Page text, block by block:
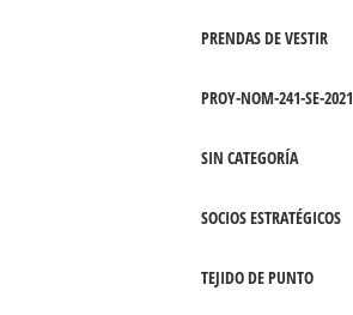
PRENDAS DE VESTIR
PROY-NOM-241-SE-2021
SIN CATEGORÍA
SOCIOS ESTRATÉGICOS
TEJIDO DE PUNTO